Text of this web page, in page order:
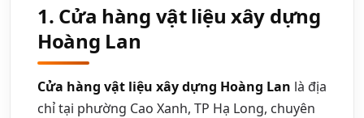
1. Cửa hàng vật liệu xây dựng
Hoàng Lan
Cửa hàng vật liệu xây dựng Hoàng Lan là địa
chỉ tại phường Cao Xanh, TP Hạ Long, chuyên